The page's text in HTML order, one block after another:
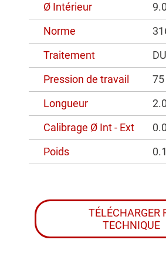
Ø Intérieur
9.0
Norme
Traitement
Pression de travail
Longueur
Calibrage Ø Int - Ext
Poids
TÉLÉCHARGER
TECHNIQUE